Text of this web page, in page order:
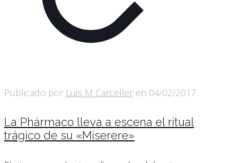
Publicado por Luis M Carceller en 04/02/2017
La Phármaco lleva a escena el ritual
trágico de su «Miserere»